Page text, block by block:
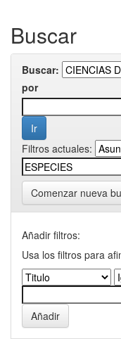
Buscar
Buscar:
por
Filtros actuales:
Comenzar nueva
Añadir filtros:
Usa los filtros para